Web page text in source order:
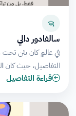
سالفادور دالي
في عالمٍ كان يئن تحت
التفاصيل، حيث كان
قراءة التفاصيل